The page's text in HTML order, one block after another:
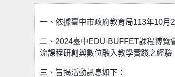
一、依據臺中市政府教育局113年10月
二、2024臺中EDU-BUFFET課程博覽
流課程研創與數位融入教學實踐之經
三、旨揭活動訊息如下：